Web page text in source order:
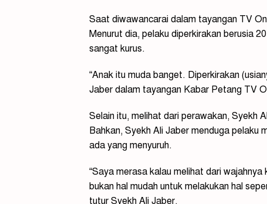
Saat diwawancarai dalam tayangan TV
Menurut dia, pelaku diperkirakan berusia
sangat kurus.
“Anak itu muda banget. Diperkirakan
Jaber dalam tayangan Kabar Petang TV
Selain itu, melihat dari perawakan, Syekh
Bahkan, Syekh Ali Jaber menduga pelaku
ada yang menyuruh.
“Saya merasa kalau melihat dari
bukan hal mudah untuk melakukan hal
tutur Syekh Ali Jaber.